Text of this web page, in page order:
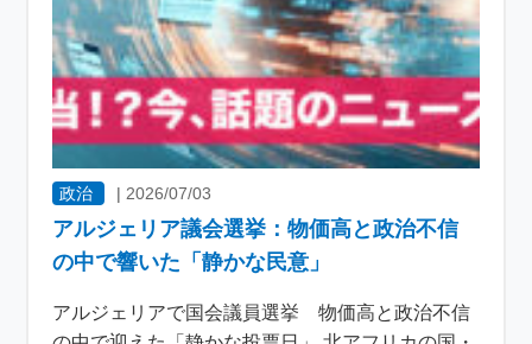
政治 | 2026/07/03
アルジェリア議会選挙：物価高と政治不信
の中で響いた「静かな民意」
アルジェリアで国会議員選挙 物価高と政治不信